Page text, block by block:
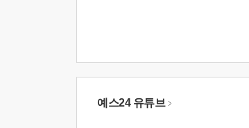
예스24 유튜브